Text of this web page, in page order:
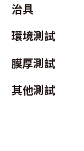
治具
環境測試
膜厚測試
其他測試